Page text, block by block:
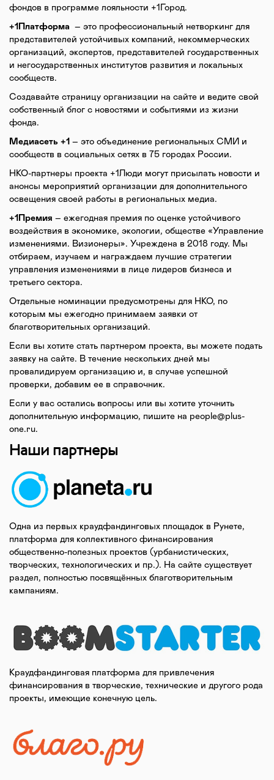
фондов в программе лояльности +1Город.
+1Платформа – это профессиональный нетворкинг для
представителей устойчивых компаний, некоммерческих
организаций, экспертов, представителей государственных
и негосударственных институтов развития и локальных
сообществ.
Создавайте страницу организации на сайте и ведите свой
собственный блог с новостями и событиями из жизни
фонда.
Медиасеть +1 – это объединение региональных СМИ и
сообществ в социальных сетях в 75 городах России.
НКО-партнеры проекта +1Люди могут присылать новости и
анонсы мероприятий организации для дополнительного
освещения своей работы в региональных медиа.
+1Премия – ежегодная премия по оценке устойчивого
воздействия в экономике, экологии, обществе «Управление
изменениями. Визионеры». Учреждена в 2018 году. Мы
отбираем, изучаем и награждаем лучшие стратегии
управления изменениями в лице лидеров бизнеса и
третьего сектора.
Отдельные номинации предусмотрены для НКО, по
которым мы ежегодно принимаем заявки от
благотворительных организаций.
Если вы хотите стать партнером проекта, вы можете подать
заявку на сайте. В течение нескольких дней мы
провалидируем организацию и, в случае успешной
проверки, добавим ее в справочник.
Если у вас остались вопросы или вы хотите уточнить
дополнительную информацию, пишите на people@plus-
one.ru.
Наши партнеры
Одна из первых краудфандинговых площадок в Рунете,
платформа для коллективного финансирования
общественно-полезных проектов (урбанистических,
творческих, технологических и пр.). На сайте существует
раздел, полностью посвящённых благотворительным
кампаниям.
Краудфандинговая платформа для привлечения
финансирования в творческие, технические и другого рода
проекты, имеющие конечную цель.